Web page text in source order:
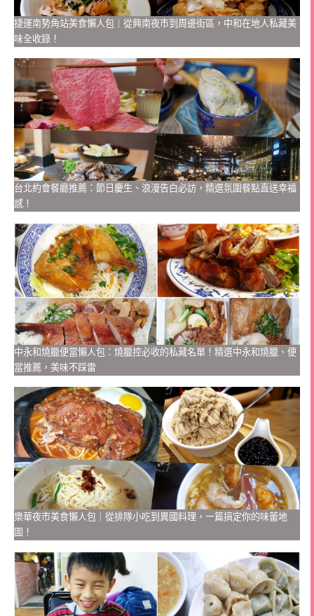
捷運南勢角站美食懶人包｜從興南夜市到周邊街區，中和在地人私藏美
味全收錄！
台北約會餐廳推薦：節日慶生、浪漫告白必訪，精選氛圍餐點直送幸福
感！
中永和燒臘便當懶人包：燒臘控必收的私藏名單！精選中永和燒臘、便
當推薦，美味不踩雷
樂華夜市美食懶人包｜從排隊小吃到異國料理，一篇搞定你的味蕾地
圖！